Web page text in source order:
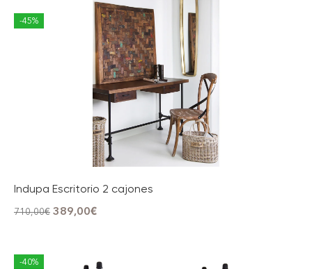
-45%
Indupa Escritorio 2 cajones
710,00€ 389,00€
-40%